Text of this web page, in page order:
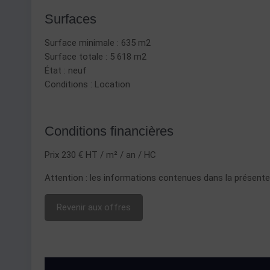
Surfaces
Surface minimale : 635 m2
Surface totale : 5 618 m2
État : neuf
Conditions : Location
Conditions financières
Prix 230 € HT / m² / an / HC
Attention : les informations contenues dans la
Revenir aux offres